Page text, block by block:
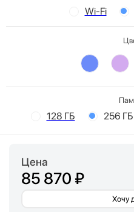
Wi-Fi
128 ГБ 256 ГБ
Цена
85 870 ₽
Хочу